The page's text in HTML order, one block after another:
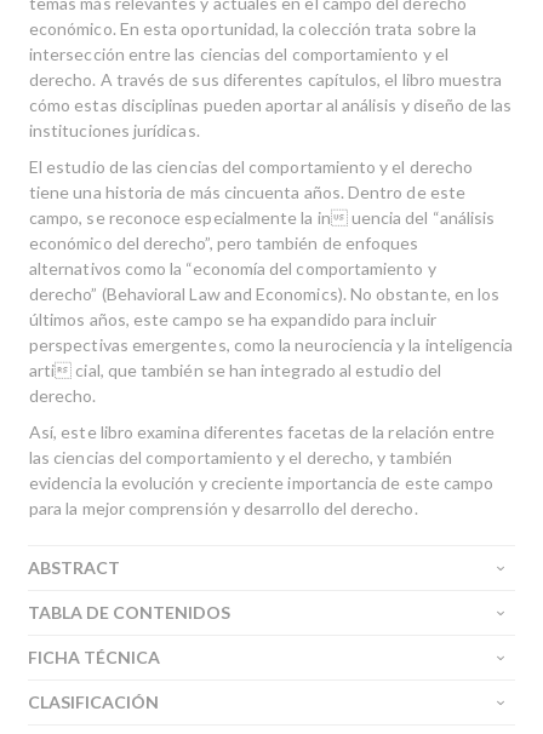
económico. En esta oportunidad, la colección trata sobre la
intersección entre las ciencias del comportamiento y el
derecho. A través de sus diferentes capítulos, el libro muestra
cómo estas disciplinas pueden aportar al análisis y diseño de las
instituciones jurídicas.
El estudio de las ciencias del comportamiento y el derecho
tiene una historia de más cincuenta años. Dentro de este
campo, se reconoce especialmente la in uencia del “análisis
económico del derecho”, pero también de enfoques
alternativos como la “economía del comportamiento y
derecho” (Behavioral Law and Economics). No obstante, en los
últimos años, este campo se ha expandido para incluir
perspectivas emergentes, como la neurociencia y la inteligencia
arti cial, que también se han integrado al estudio del
derecho.
Así, este libro examina diferentes facetas de la relación entre
las ciencias del comportamiento y el derecho, y también
evidencia la evolución y creciente importancia de este campo
para la mejor comprensión y desarrollo del derecho.
ABSTRACT
TABLA DE CONTENIDOS
FICHA TÉCNICA
CLASIFICACIÓN